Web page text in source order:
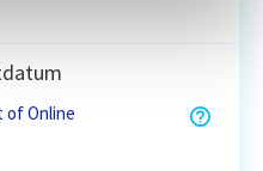
of Online